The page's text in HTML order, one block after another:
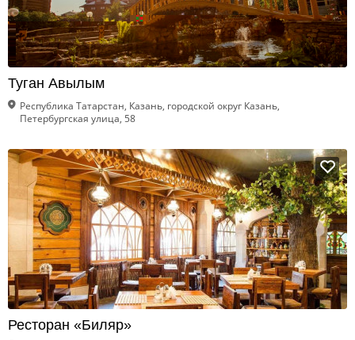
Туган Авылым
Республика Татарстан, Казань, городской округ Казань,
Петербургская улица, 58
Ресторан «Биляр»